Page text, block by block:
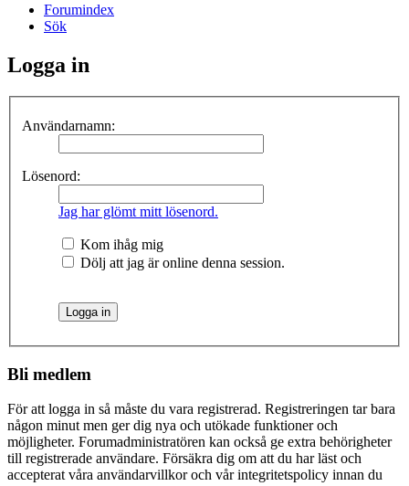
Forumindex
Sök
Logga in
Användarnamn:
Lösenord:
Jag har glömt mitt lösenord.
Kom ihåg mig
Dölj att jag är online denna session.
Bli medlem
För att logga in så måste du vara registrerad. Registreringen tar bara
någon minut men ger dig nya och utökade funktioner och
möjligheter. Forumadministratören kan också ge extra behörigheter
till registrerade användare. Försäkra dig om att du har läst och
accepterat våra användarvillkor och vår integritetspolicy innan du